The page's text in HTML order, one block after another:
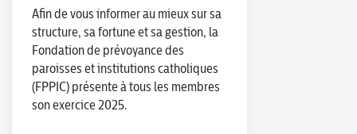
Afin de vous informer au mieux sur sa
structure, sa fortune et sa gestion, la
Fondation de prévoyance des
paroisses et institutions catholiques
(FPPIC) présente à tous les membres
son exercice 2025.